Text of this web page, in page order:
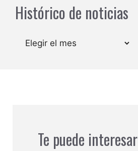
Histórico de noticias
Archivos
Te puede interesar